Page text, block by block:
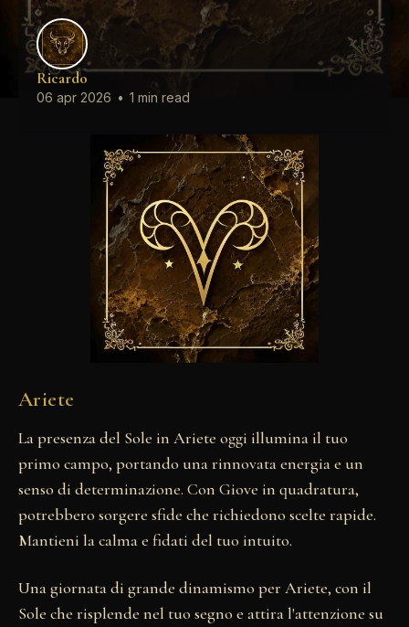
Ricardo
06 apr 2026 • 1 min read
Ariete
La presenza del Sole in Ariete oggi illumina il tuo
primo campo, portando una rinnovata energia e un
senso di determinazione. Con Giove in quadratura,
potrebbero sorgere sfide che richiedono scelte rapide.
Mantieni la calma e fidati del tuo intuito.
Una giornata di grande dinamismo per Ariete, con il
Sole che risplende nel tuo segno e attira l'attenzione su